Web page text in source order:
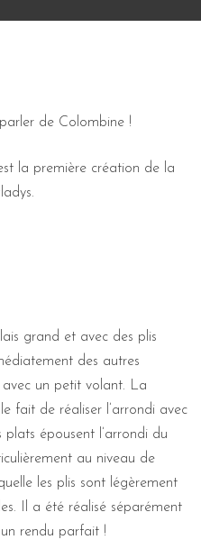
de Colombine !
la première création de la
grand et avec des plis
des autres
un petit volant. La
fait de réaliser l’arrondi avec
épousent l’arrondi du
au niveau de
les plis sont légèrement
Il a été réalisé séparément
rendu parfait !